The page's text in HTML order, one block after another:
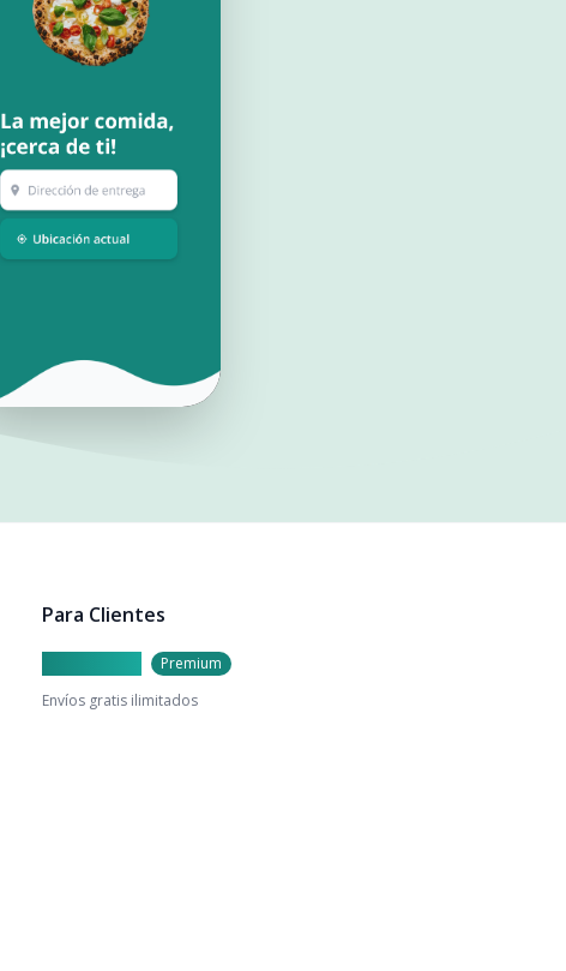
Para Clientes
Premium
Envíos gratis ilimitados